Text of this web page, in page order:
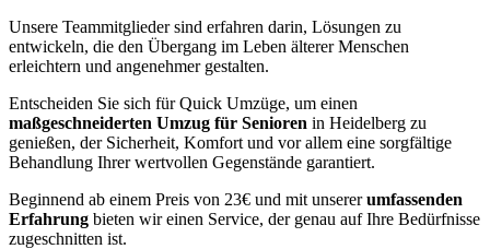
Unsere Teammitglieder sind erfahren darin, Lösungen zu
entwickeln, die den Übergang im Leben älterer Menschen
erleichtern und angenehmer gestalten.
Entscheiden Sie sich für Quick Umzüge, um einen
maßgeschneiderten Umzug für Senioren in Heidelberg zu
genießen, der Sicherheit, Komfort und vor allem eine sorgfältige
Behandlung Ihrer wertvollen Gegenstände garantiert.
Beginnend ab einem Preis von 23€ und mit unsererumfassenden
Erfahrung bieten wir einen Service, der genau auf Ihre Bedürfnisse
zugeschnitten ist.